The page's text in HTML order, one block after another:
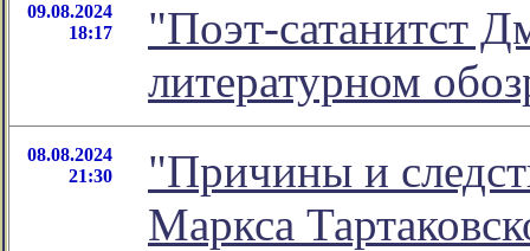
09.08.2024
18:17
"Поэт-сатанитст
литературном
08.08.2024
21:30
"Причины и
Маркса